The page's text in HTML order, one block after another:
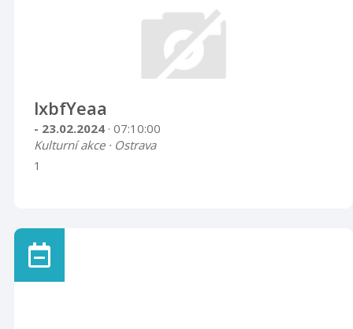
lxbfYeaa
- 23.02.2024 · 07:10:00
Kulturní akce · Ostrava
1